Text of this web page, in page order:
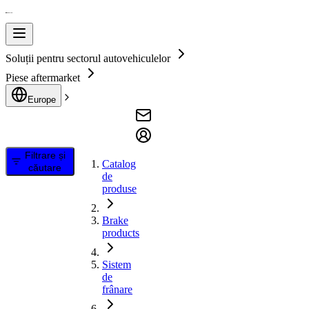
Soluții pentru sectorul autovehiculelor
Piese aftermarket
Europe
Filtrare și
căutare
Catalog
de
produse
Brake
products
Sistem
de
frânare